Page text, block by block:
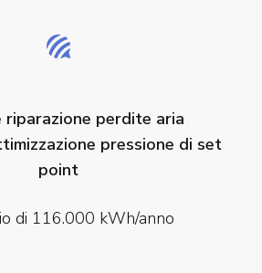
riparazione perdite aria
pressione di set
point
di 116.000 kWh/anno